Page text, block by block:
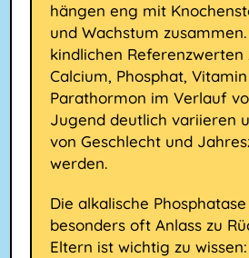
hängen eng mit
und Wachstum
kindlichen Referenzwerten
Calcium, Phosphat,
Parathormon im Verlauf
Jugend deutlich variieren
von Geschlecht und
werden.
Die alkalische
besonders oft Anlass zu
Eltern ist wichtig zu